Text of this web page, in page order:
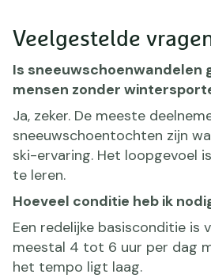
Veelgestelde
Is sneeuwschoenwandelen
mensen zonder
Ja, zeker. De meeste
sneeuwschoentochten zijn
ski-ervaring. Het loopgevoel
te leren.
Hoeveel conditie heb ik
Een redelijke basisconditie is
meestal 4 tot 6 uur per dag
het tempo ligt laag.